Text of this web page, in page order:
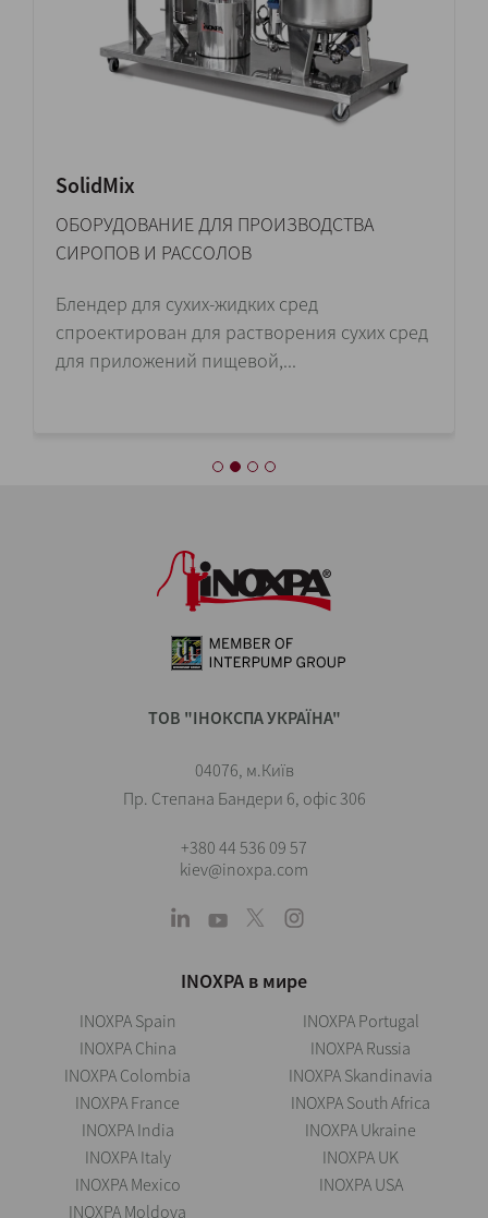
SolidMix
ОБОРУДОВАНИЕ ДЛЯ ПРОИЗВОДСТВА
СИРОПОВ И РАССОЛОВ
Блендер для сухих-жидких сред
спроектирован для растворения сухих сред
для приложений пищевой,...
ТОВ "ІНОКСПА УКРАЇНА"
04076, м.Київ
Пр. Степана Бандери 6, офіс 306
+380 44 536 09 57
kiev@inoxpa.com
INOXPA в мире
INOXPA Spain
INOXPA China
INOXPA Colombia
INOXPA France
INOXPA India
INOXPA Italy
INOXPA Mexico
INOXPA Moldova
INOXPA Portugal
INOXPA Russia
INOXPA Skandinavia
INOXPA South Africa
INOXPA Ukraine
INOXPA UK
INOXPA USA